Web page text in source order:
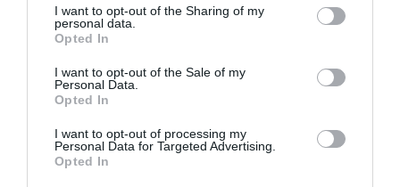
not limited to your visit or usage behaviour. You may click to
grant or deny consent to Google and its third-party tags to
use your data for below specified purposes in below Google
consent section.
I want to opt-out of the Sharing of my
personal data.
Opted In
I want to opt-out of the Sale of my
Personal Data.
Opted In
I want to opt-out of processing my
Personal Data for Targeted Advertising.
Opted In